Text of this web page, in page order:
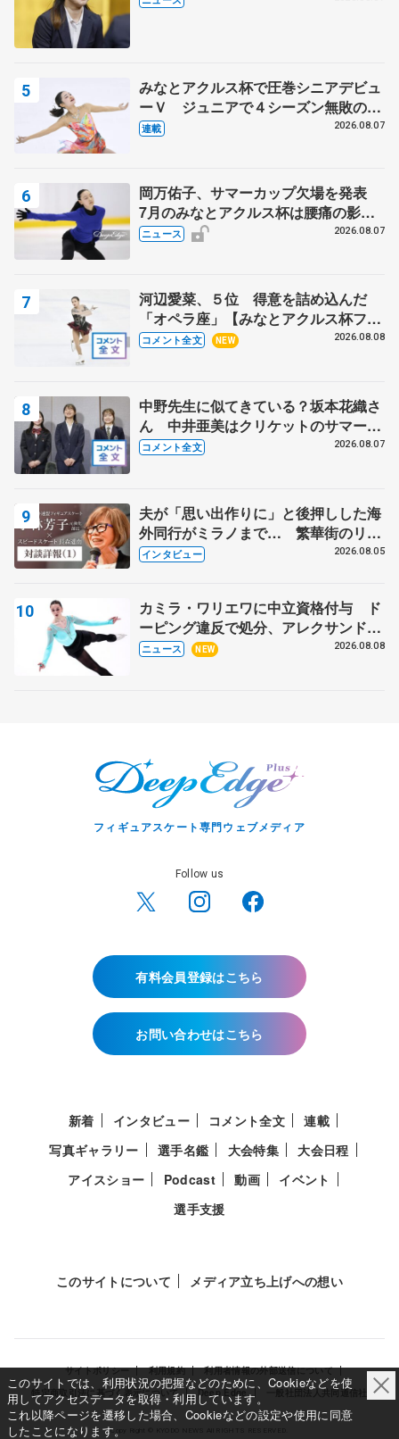
みなとアクルス杯で圧巻シニアデビュ
ーＶ ジュニアで４シーズン無敗の島
田麻央
連載 2026.08.07
岡万佑子、サマーカップ欠場を発表
7月のみなとアクルス杯は腰痛の影響
で
ニュース 2026.08.07
河辺愛菜、５位 得意を詰め込んだ
「オペラ座」【みなとアクルス杯フリ
ー】
コメント全文 NEW 2026.08.08
中野先生に似てきている？坂本花織さ
ん 中井亜美はクリケットのサマーキ
ャンプに 島田麻央はたくさん試合に
コメント全文 2026.08.07
夫が「思い出作りに」と後押しした海
外同行がミラノまで… 繁華街のリン
クでは不良のお兄さんも味方に 小林
インタビュー 2026.08.05
カミラ・ワリエワに中立資格付与 ド
ーピング違反で処分、アレクサンド
ラ・イグナトワも
ニュース NEW 2026.08.08
フィギュアスケート専門ウェブメディア
Follow us
有料会員登録はこちら
お問い合わせはこちら
新着 インタビュー コメント全文
連載
写真ギャラリー
選手名鑑 大会特集
大会日程
アイスショー
Podcast 動画
イベント
選手支援
このサイトについて メディア立ち上げへの想い
サイトポリシー 利用規約
利用者情報の外部送信について
特定商取引法に基づく表示について
Deep Edge 一般社団法人共同通信社
Copy Right © KYODO NEWS All RIGHTS RESERVED.
このサイトでは、利用状況の把握などのために、Cookieなどを使
用してアクセスデータを取得・利用しています。
これ以降ページを遷移した場合、Cookieなどの設定や使用に同意
したことになります。